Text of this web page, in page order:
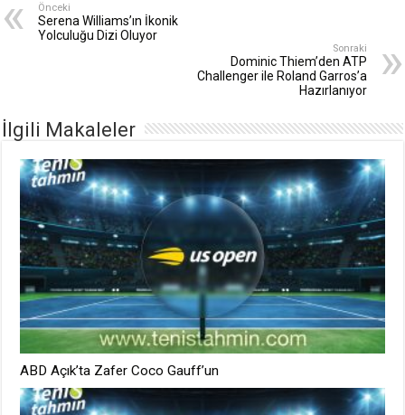
Önceki
Serena Williams’ın İkonik
Yolculuğu Dizi Oluyor
Sonraki
Dominic Thiem’den ATP
Challenger ile Roland Garros’a
Hazırlanıyor
İlgili Makaleler
ABD Açık’ta Zafer Coco Gauff’un